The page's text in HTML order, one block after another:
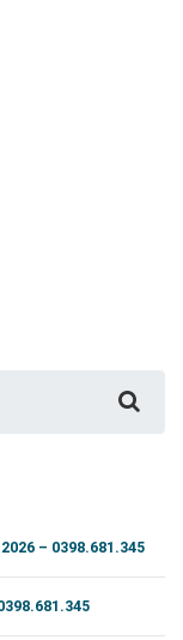
– 0398.681.345